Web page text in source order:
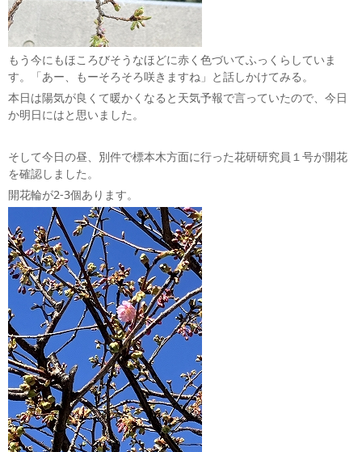
もう今にもほころびそうなほどに赤く色づいてふっくらしていま
す。「あー、もーそろそろ咲きますね」と話しかけてみる。
本日は陽気が良くて暖かくなると天気予報で言っていたので、今日
か明日にはと思いました。
そして今日の昼、別件で標本木方面に行った花研研究員１号が開花
を確認しました。
開花輪が2‐3個あります。